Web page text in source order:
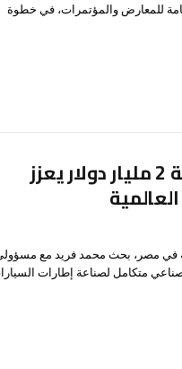
للمعارض والمؤتمرات، في خطوة
مشروع صناعي جديد بقيمة 2 مليار دولار يعزز
في مصر، بحث محمد فريد مع
متكامل لصناعة إطارات